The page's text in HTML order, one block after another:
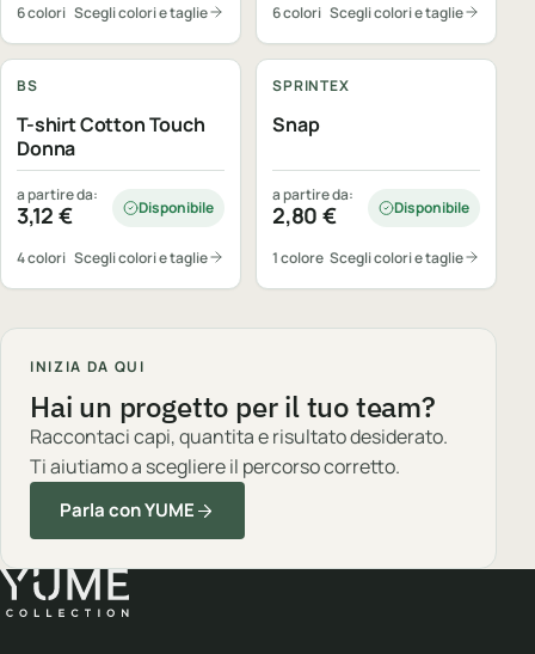
6 colori Scegli colori e taglie 6 colori Scegli colori e taglie
BS
T-shirt Cotton Touch
Donna
a partire da:
3,12€ Disponibile
4 colori Scegli colori e taglie
SPRINTEX
Snap
a partire da:
2,80€ Disponibile
1 colore Scegli colori e taglie
INIZIA DA QUI
Hai un progetto per il tuo team?
Raccontaci capi, quantita e risultato desiderato.
Ti aiutiamo a scegliere il percorso corretto.
Parla con YUME